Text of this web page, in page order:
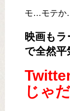
モ…モテか
映画も
で全然平
じゃ